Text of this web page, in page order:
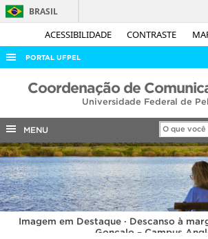
ACESSIBILIDADE CONTRASTE
BRASIL
Acesso
PORTAL UFPEL
ACESSO À INFORMAÇÃO
COBALTO
CONCURSOS
EDITAIS
INTERNACIONAL
OUVIDORIA
Coordenação de
Universidade Federal de
MENU
Imagem em Destaque · Descanso à
Gonçalo – Campus